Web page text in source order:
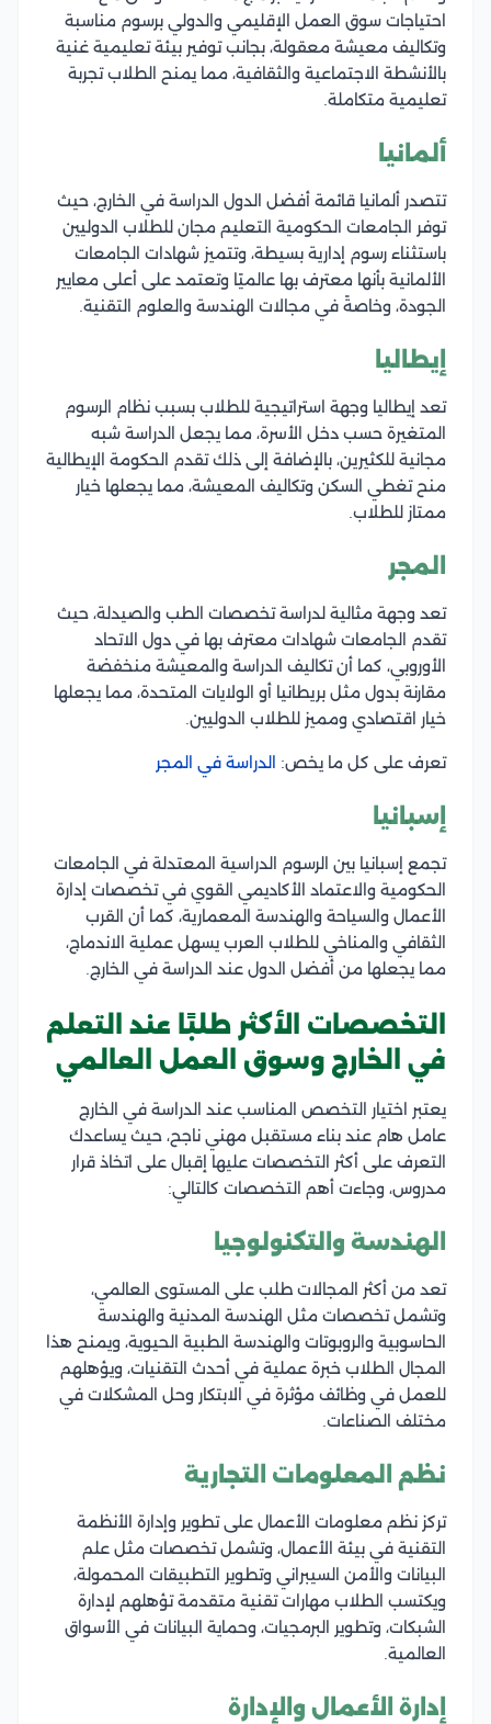
احتياجات سوق العمل الإقليمي والدولي برسوم مناسبة
وتكاليف معيشة معقولة، بجانب توفير بيئة تعليمية غنية
بالأنشطة الاجتماعية والثقافية، مما يمنح الطلاب تجربة
تعليمية متكاملة.
ألمانيا
تتصدر ألمانيا قائمة أفضل الدول الدراسة في الخارج، حيث
توفر الجامعات الحكومية التعليم مجان للطلاب الدوليين
باستثناء رسوم إدارية بسيطة، وتتميز شهادات الجامعات
الألمانية بأنها معترف بها عالميًا وتعتمد على أعلى معايير
الجودة، وخاصةً في مجالات الهندسة والعلوم التقنية.
إيطاليا
تعد إيطاليا وجهة استراتيجية للطلاب بسبب نظام الرسوم
المتغيرة حسب دخل الأسرة، مما يجعل الدراسة شبه
مجانية للكثيرين، بالإضافة إلى ذلك تقدم الحكومة الإيطالية
منح تغطي السكن وتكاليف المعيشة، مما يجعلها خيار
ممتاز للطلاب.
المجر
تعد وجهة مثالية لدراسة تخصصات الطب والصيدلة، حيث
تقدم الجامعات شهادات معترف بها في دول الاتحاد
الأوروبي، كما أن تكاليف الدراسة والمعيشة منخفضة
مقارنة بدول مثل بريطانيا أو الولايات المتحدة، مما يجعلها
خيار اقتصادي ومميز للطلاب الدوليين.
تعرف على كل ما يخص: الدراسة في المجر
إسبانيا
تجمع إسبانيا بين الرسوم الدراسية المعتدلة في الجامعات
الحكومية والاعتماد الأكاديمي القوي في تخصصات إدارة
الأعمال والسياحة والهندسة المعمارية، كما أن القرب
الثقافي والمناخي للطلاب العرب يسهل عملية الاندماج،
مما يجعلها من أفضل الدول عند الدراسة في الخارج.
التخصصات الأكثر طلبًا عند التعلم
في الخارج وسوق العمل العالمي
يعتبر اختيار التخصص المناسب عند الدراسة في الخارج
عامل هام عند بناء مستقبل مهني ناجح، حيث يساعدك
التعرف على أكثر التخصصات عليها إقبال على اتخاذ قرار
مدروس، وجاءت أهم التخصصات كالتالي:
الهندسة والتكنولوجيا
تعد من أكثر المجالات طلب على المستوى العالمي،
وتشمل تخصصات مثل الهندسة المدنية والهندسة
الحاسوبية والروبوتات والهندسة الطبية الحيوية، ويمنح هذا
المجال الطلاب خبرة عملية في أحدث التقنيات، ويؤهلهم
للعمل في وظائف مؤثرة في الابتكار وحل المشكلات في
مختلف الصناعات.
نظم المعلومات التجارية
تركز نظم معلومات الأعمال على تطوير وإدارة الأنظمة
التقنية في بيئة الأعمال، وتشمل تخصصات مثل علم
البيانات والأمن السيبراني وتطوير التطبيقات المحمولة،
ويكتسب الطلاب مهارات تقنية متقدمة تؤهلهم لإدارة
الشبكات، وتطوير البرمجيات، وحماية البيانات في الأسواق
العالمية.
إدارة الأعمال والإدارة